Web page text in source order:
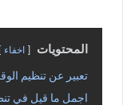
المحتويات اخفاء
تعبير عن تنظيم
اجمل ما قيل في